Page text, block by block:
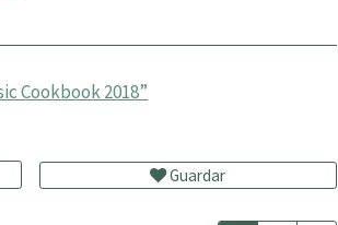
Cookbook 2018”
Guardar